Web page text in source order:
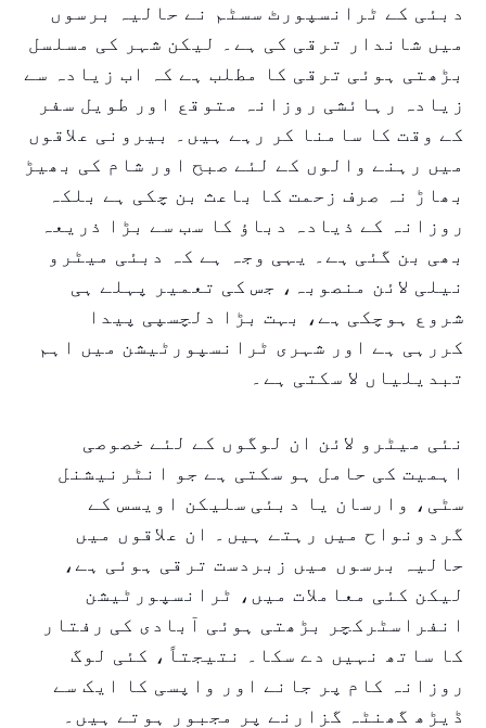
دبئی کے ٹرانسپورٹ سسٹم نے حالیہ برسوں
میں شاندار ترقی کی ہے۔ لیکن شہر کی مسلسل
بڑھتی ہوئی ترقی کا مطلب ہے کہ اب زیادہ سے
زیادہ رہائشی روزانہ متوقع اور طویل سفر
کے وقت کا سامنا کر رہے ہیں۔ بیرونی علاقوں
میں رہنے والوں کے لئے صبح اور شام کی بھیڑ
بھاڑ نہ صرف زحمت کا باعث بن چکی ہے بلکہ
روزانہ کے ذیادہ دباؤ کا سب سے بڑا ذریعہ
بھی بن گئی ہے۔ یہی وجہ ہے کہ دبئی میٹرو
نیلی لائن منصوبہ، جس کی تعمیر پہلے ہی
شروع ہوچکی ہے، بہت بڑا دلچسپی پیدا
کررہی ہے اور شہری ٹرانسپورٹیشن میں اہم
تبدیلیاں لا سکتی ہے۔
نئی میٹرو لائن ان لوگوں کے لئے خصوصی
اہمیت کی حامل ہو سکتی ہے جو انٹرنیشنل
سٹی، وارسان یا دبئی سلیکن اویسس کے
گردونواح میں رہتے ہیں۔ ان علاقوں میں
حالیہ برسوں میں زبردست ترقی ہوئی ہے،
لیکن کئی معاملات میں، ٹرانسپورٹیشن
انفراسٹرکچر بڑھتی ہوئی آبادی کی رفتار
کا ساتھ نہیں دے سکا۔ نتیجتاً، کئی لوگ
روزانہ کام پر جانے اور واپسی کا ایک سے
ڈیڑھ گھنٹہ گزارنے پر مجبور ہوتے ہیں۔